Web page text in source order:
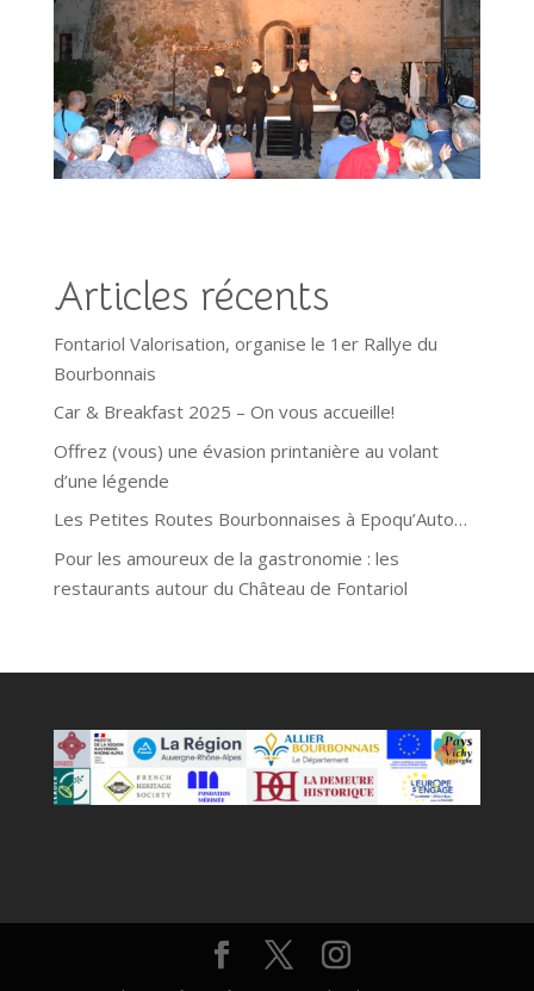
Articles récents
Fontariol Valorisation, organise le 1er Rallye du
Bourbonnais
Car & Breakfast 2025 – On vous accueille!
Offrez (vous) une évasion printanière au volant
d’une légende
Les Petites Routes Bourbonnaises à Epoqu’Auto…
Pour les amoureux de la gastronomie : les
restaurants autour du Château de Fontariol